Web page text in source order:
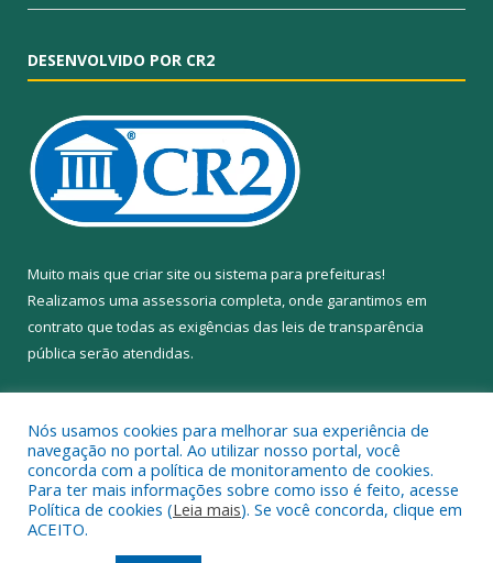
DESENVOLVIDO POR CR2
Muito mais que criar site ou sistema para prefeituras!
Realizamos uma assessoria completa, onde garantimos em
contrato que todas as exigências das leis de transparência
pública serão atendidas.
Todos os direitos reservados a Câmara Municipal de Anapu.
Nós usamos cookies para melhorar sua experiência de
navegação no portal. Ao utilizar nosso portal, você
concorda com a política de monitoramento de cookies.
Para ter mais informações sobre como isso é feito, acesse
Política de cookies (Leia mais). Se você concorda, clique em
ACEITO.